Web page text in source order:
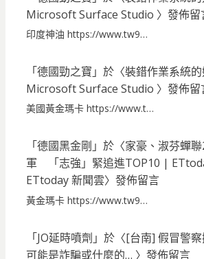
Microsoft Surface Studio 〉發佈留
印度神油 https://www.tw9…
「德國勁之寶 」於〈裝錯作業系統
Microsoft Surface Studio 〉發佈留
美國黃金瑪卡 https://www.t…
「德國黑金剛 」於〈家豪、淑芬蟬
軍 「志強」緊追進TOP10 |
ETtoday 新聞雲〉發佈留言
黃金瑪卡 https://www.tw9…
「JO延時噴劑 」於〈[台南] 假冒警察
可能是詐騙或什麼的… 〉發佈留言